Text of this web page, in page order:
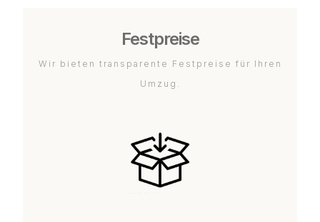
Festpreise
Wir bieten transparente Festpreise für Ihren
Umzug.